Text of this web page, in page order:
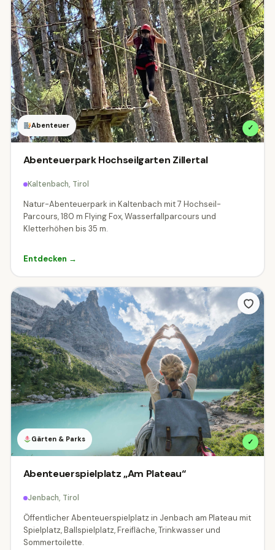
Abenteuer ✓
Abenteuerpark Hochseilgarten Zillertal
Kaltenbach, Tirol
Natur-Abenteuerpark in Kaltenbach mit 7 Hochseil-
Parcours, 180 m Flying Fox, Wasserfallparcours und
Kletterhöhen bis 35 m.
Entdecken →
Gärten & Parks ✓
Abenteuerspielplatz „Am Plateau“
Jenbach, Tirol
Öffentlicher Abenteuerspielplatz in Jenbach am Plateau mit
Spielplatz, Ballspielplatz, Freifläche, Trinkwasser und
Sommertoilette.